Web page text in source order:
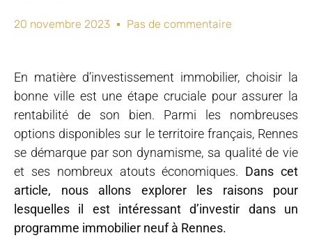
20 novembre 2023 Pas de commentaire
En matière d’investissement immobilier, choisir la
bonne ville est une étape cruciale pour assurer la
rentabilité de son bien. Parmi les nombreuses
options disponibles sur le territoire français, Rennes
se démarque par son dynamisme, sa qualité de vie
et ses nombreux atouts économiques. Dans cet
article, nous allons explorer les raisons pour
lesquelles il est intéressant d’investir dans un
programme immobilier neuf à Rennes.